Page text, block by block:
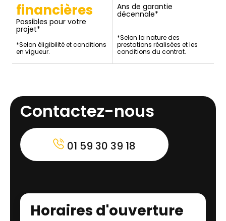
financières
Possibles pour votre
projet*
*Selon éligibilité et conditions
en vigueur.
Ans de garantie
décennale*
*Selon la nature des
prestations réalisées et les
conditions du contrat.
Contactez-nous
01 59 30 39 18
Horaires d'ouverture